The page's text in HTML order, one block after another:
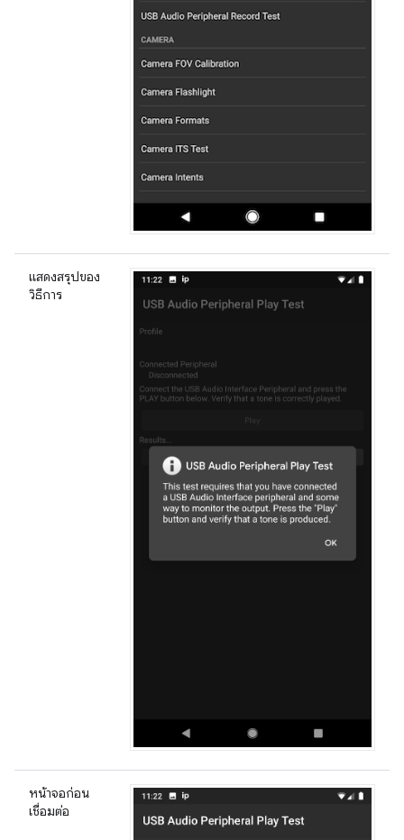
แสดงสรุปของ
วิธีการ
หน้าจอก่อน
เชื่อมต่อ